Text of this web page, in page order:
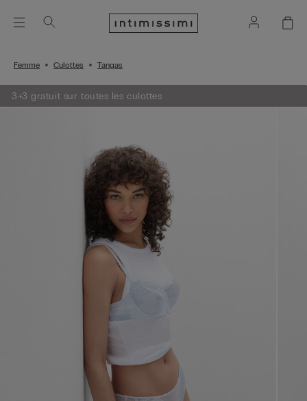
Femme Culottes Tangas
3+3 gratuit sur toutes les culottes